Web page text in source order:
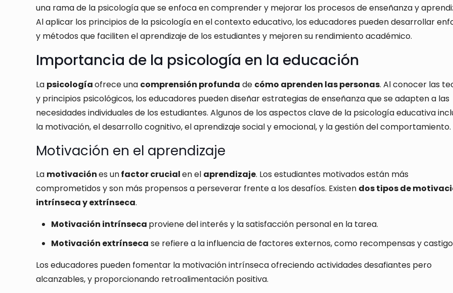
una rama de la psicología que se enfoca en comprender y mejorar los procesos de enseñanza y
Al aplicar los principios de la psicología en el contexto educativo, los educadores pueden desarrollar
y métodos que faciliten el aprendizaje de los estudiantes y mejoren su rendimiento académico.
Importancia de la psicología en la educación
La psicologíaofrece una comprensión profunda de cómo aprenden las personas. Al conocer las
y principios psicológicos, los educadores pueden diseñar estrategias de enseñanza que se adapten a las
necesidades individuales de los estudiantes. Algunos de los aspectos clave de la psicología educativa
la motivación, el desarrollo cognitivo, el aprendizaje social y emocional, y la gestión del comportamiento.
Motivación en el aprendizaje
La motivaciónes unfactor crucialen el aprendizaje. Los estudiantes motivados están más
comprometidos y son más propensos a perseverar frente a los desafíos. Existen dos tipos de
intrínseca y extrínseca.
Motivación intrínseca proviene del interés y la satisfacción personal en la tarea.
Motivación extrínseca se refiere a la influencia de factores externos, como recompensas y
Los educadores pueden fomentar la motivación intrínseca ofreciendo actividades desafiantes pero
alcanzables, y proporcionando retroalimentación positiva.